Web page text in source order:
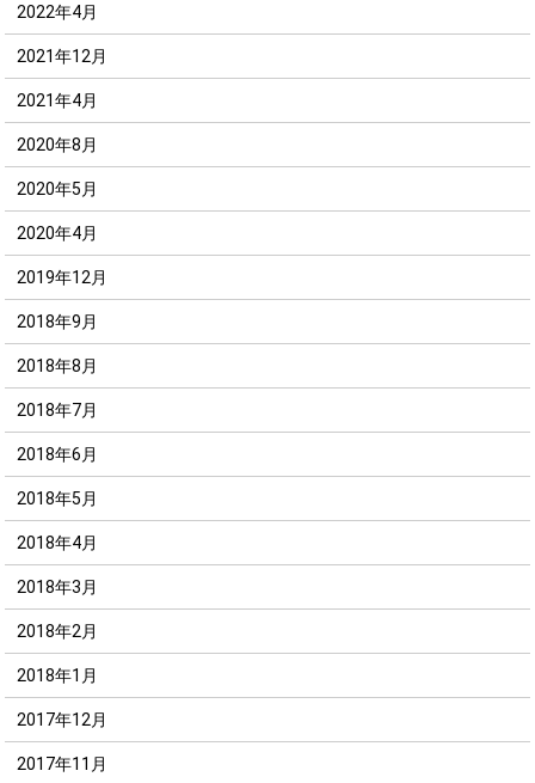
2022年4月
2021年12月
2021年4月
2020年8月
2020年5月
2020年4月
2019年12月
2018年9月
2018年8月
2018年7月
2018年6月
2018年5月
2018年4月
2018年3月
2018年2月
2018年1月
2017年12月
2017年11月